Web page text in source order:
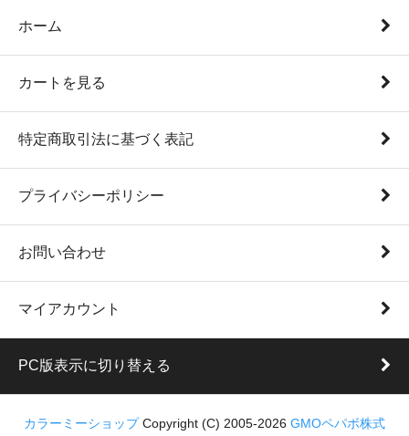
ホーム
カートを見る
特定商取引法に基づく表記
プライバシーポリシー
お問い合わせ
マイアカウント
PC版表示に切り替える
カラーミーショップ Copyright (C) 2005-2026 GMOペパボ株式